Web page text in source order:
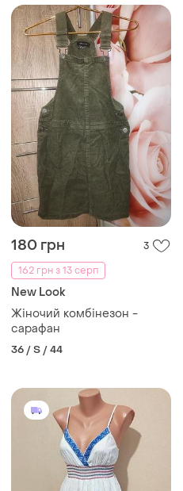
180 грн
3
162 грн з 13 серп
New Look
Жіночий комбінезон -
сарафан
36 / S / 44